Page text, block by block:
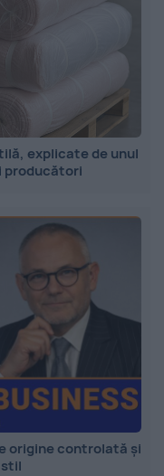
explicate de unul
producători
origine controlată și